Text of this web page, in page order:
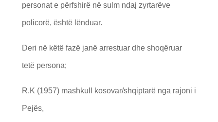
personat e përfshirë në sulm ndaj zyrtarëve
policorë, është lënduar.
Deri në këtë fazë janë arrestuar dhe shoqëruar
tetë persona;
R.K (1957) mashkull kosovar/shqiptarë nga rajoni i
Pejës,